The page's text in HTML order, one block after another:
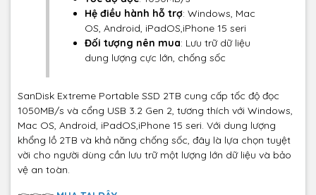
Hệ điều hành hỗ trợ: Windows, Mac
OS, Android, iPadOS,iPhone 15 seri
Đối tượng nên mua: Lưu trữ dữ liệu
dung lượng cực lớn, chống sốc
SanDisk Extreme Portable SSD 2TB cung cấp tốc độ đọc
1050MB/s và cổng USB 3.2 Gen 2, tương thích với Windows,
Mac OS, Android, iPadOS,iPhone 15 seri. Với dung lượng
khổng lồ 2TB và khả năng chống sốc, đây là lựa chọn tuyệt
vời cho người dùng cần lưu trữ một lượng lớn dữ liệu và bảo
vệ an toàn.